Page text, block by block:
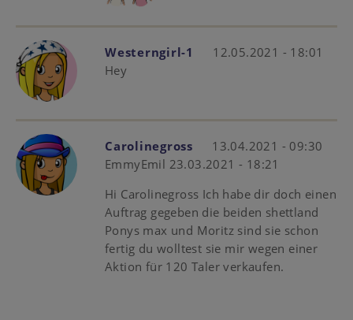
Westerngirl-1
12.05.2021 - 18:01
Hey
Carolinegross
13.04.2021 - 09:30
EmmyEmil 23.03.2021 - 18:21
Hi Carolinegross Ich habe dir doch einen
Auftrag gegeben die beiden shettland
Ponys max und Moritz sind sie schon
fertig du wolltest sie mir wegen einer
Aktion für 120 Taler verkaufen.